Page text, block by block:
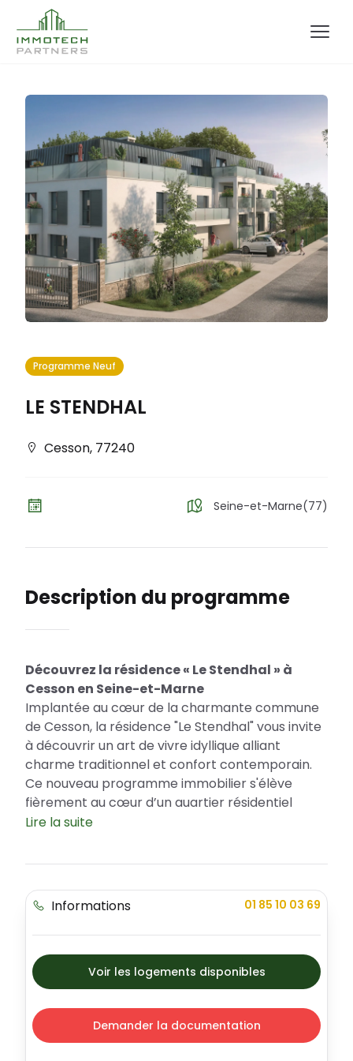
Programme Neuf
LE STENDHAL
Cesson, 77240
Seine-et-Marne(77)
Description du programme
Découvrez la résidence « Le Stendhal » à
Cesson en Seine-et-Marne
Implantée au cœur de la charmante commune
de Cesson, la résidence "Le Stendhal" vous invite
à découvrir un art de vivre idyllique alliant
charme traditionnel et confort contemporain.
Ce nouveau programme immobilier s'élève
fièrement au cœur d’un quartier résidentiel
calme et préservé. Bénéficiez des avantages du
immobilier. Écrin de tranquillité et de bien-être,
qualité supérieure dont l'architecture
contemporaine rythmée par des loggias,
balcons et « maisons sur le toit » s'accorde
parfaitement au paysage local.
Un emplacement privilégié en bordure du ru
de Balory
Située à proximité du vieux Cesson et des
commerces locaux, la résidence « Le Stendhal »
Lire la suite
Informations 01 85 10 03 69
Voir les logements disponibles
Demander la documentation